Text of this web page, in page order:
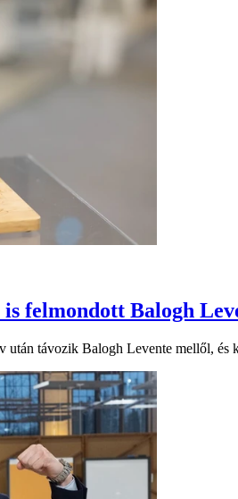
felmondott Balogh
után távozik Balogh Levente mellől,